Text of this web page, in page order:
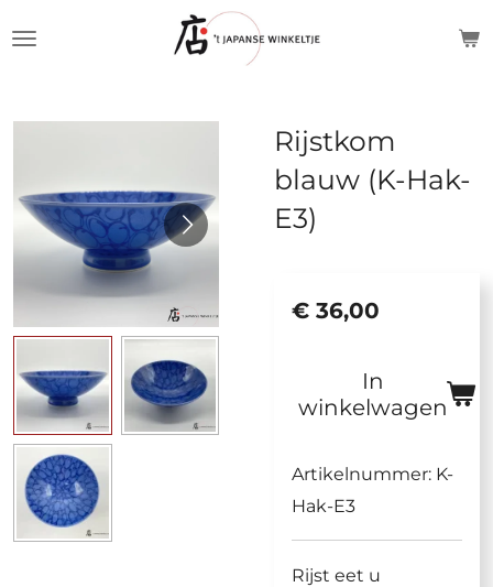
de
Rijstkom
blauw (K-Hak-
E3)
€ 36,00
In
winkelwagen
Artikelnummer: K-
Hak-E3
Rijst eet u